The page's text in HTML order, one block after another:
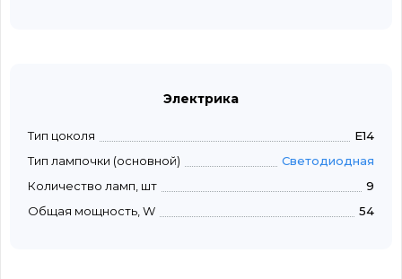
Электрика
Тип цоколя
E14
Тип лампочки (основной)
Светодиодная
Количество ламп, шт
9
Общая мощность, W
54